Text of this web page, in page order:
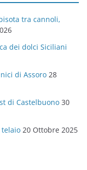
tra cannoli,
dei dolci Siciliani
di Assoro 28
di Castelbuono 30
telaio 20 Ottobre 2025